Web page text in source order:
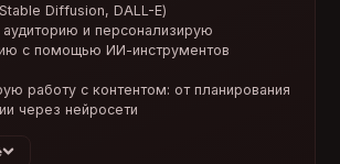
Diffusion, DALL-E)
и персонализирую
с помощью ИИ-инструментов
работу с контентом: от планирования
через нейросети